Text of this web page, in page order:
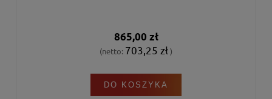
865,00 zł
(netto: 703,25 zł)
DO KOSZYKA